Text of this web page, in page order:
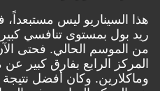
هذا السيناريو ليس
ريد بول بمستوى تنافسي كبير
من الموسم الحالي. فحتى
المركز الرابع بفارق كبير
وماكلارين. وكان أفضل